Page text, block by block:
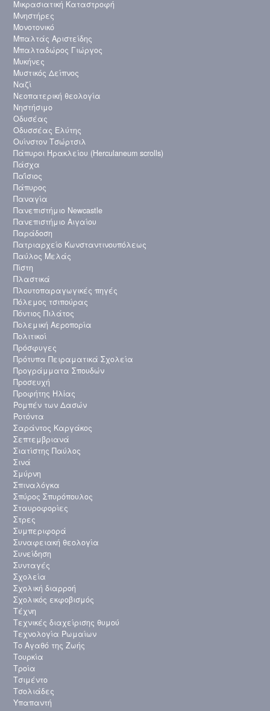
Μικρασιατική Καταστροφή
Μνηστήρες
Μονοτονικό
Μπαλτάς Αριστείδης
Μπαλταδώρος Γιώργος
Μυκήνες
Μυστικός Δείπνος
Ναζί
Νεοπατερική θεολογία
Νηστήσιμο
Οδυσέας
Οδυσσέας Ελύτης
Ουίνστον Τσώρτσιλ
Πάπυροι Ηρακλείου (Herculaneum scrolls)
Πάσχα
Παΐσιος
Πάπυρος
Παναγία
Πανεπιστήμιο Newcastle
Πανεπιστήμιο Αιγαίου
Παράδοση
Πατριαρχείο Κωνσταντινουπόλεως
Παύλος Μελάς
Πίστη
Πλαστικά
Πλουτοπαραγωγικές πηγές
Πόλεμος τσιπούρας
Πόντιος Πιλάτος
Πολεμική Αεροπορία
Πολιτικοί
Πρόσφυγες
Πρότυπα Πειραματικά Σχολεία
Προγράμματα Σπουδών
Προσευχή
Προφήτης Ηλἰας
Ρομπέν των Δασών
Ροτόντα
Σαράντος Καργάκος
Σεπτεμβριανά
Σιατίστης Παύλος
Σινά
Σμύρνη
Σπιναλόγκα
Σπύρος Σπυρόπουλος
Σταυροφορίες
Στρες
Συμπεριφορά
Συναφειακή θεολογία
Συνείδηση
Συνταγές
Σχολεία
Σχολική διαρροή
Σχολικός εκφοβισμός
Τέχνη
Τεχνικές διαχείρισης θυμού
Τεχνολογία Ρωμαίων
Το Αγαθό της Ζωής
Τουρκία
Τροία
Τσιμέντο
Τσολιάδες
Υπαπαντή